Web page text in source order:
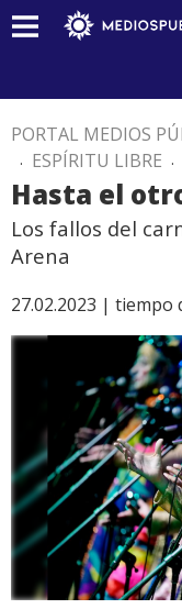
PORTAL MEDIOS
. ESPÍRITU LIBRE .
Hasta el
Los fallos del
Arena
27.02.2023 | tiempo